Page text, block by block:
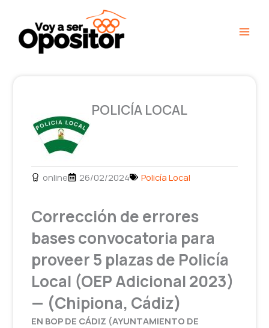
contenido
POLICÍA LOCAL
online 26/02/2024 Policía Local
Corrección de errores
bases convocatoria para
proveer 5 plazas de Policía
Local (OEP Adicional 2023)
— (Chipiona, Cádiz)
EN BOP DE CÁDIZ (AYUNTAMIENTO DE